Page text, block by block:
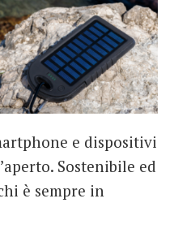
e dispositivi
Sostenibile ed
è sempre in